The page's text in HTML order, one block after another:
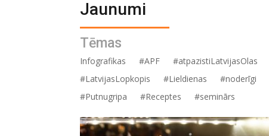
Jaunumi
Tēmas
Infografikas #APF #atpazistiLatvijasOlas
#LatvijasLopkopis
#Lieldienas #noderīgi
#Putnugripa
#Receptes #seminārs